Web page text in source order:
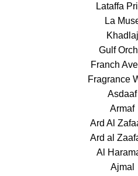
Lataffa
La
Khadlaj
Gulf
Franch
Fragrance
Asdaaf
Armaf
Ard Al
Ard al
Al
Ajmal